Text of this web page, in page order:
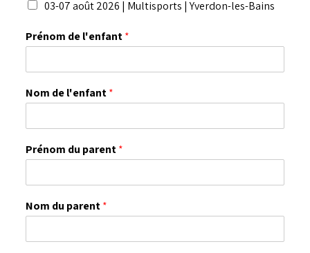
03-07 août 2026 | Multisports | Yverdon-les-Bains
Prénom de l'enfant*
Nom de l'enfant*
Prénom du parent*
Nom du parent*